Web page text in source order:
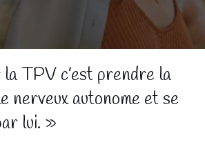
TPV c’est prendre la
nerveux autonome et se
lui. »